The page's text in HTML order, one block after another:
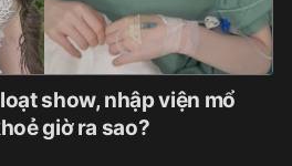
show, nhập viện mổ
giờ ra sao?